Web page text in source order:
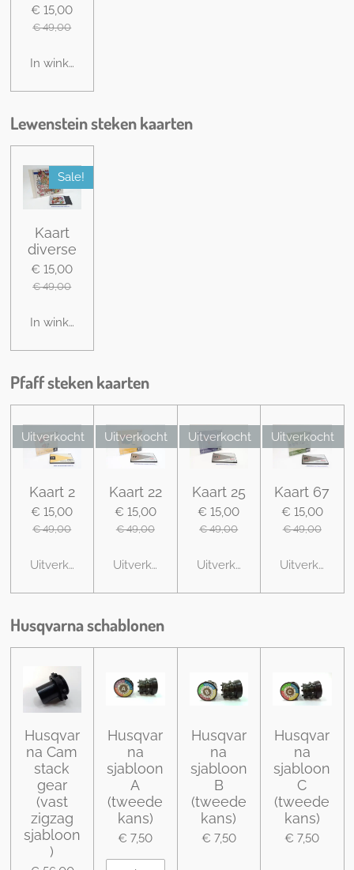
€ 15,00
€ 49,00
In winkelwagen
Lewenstein steken kaarten
Sale!
Kaart
diverse
€ 15,00
€ 49,00
In winkelwagen
Pfaff steken kaarten
Uitverkocht
Kaart 2
€ 15,00
€ 49,00
Uitverkocht
Uitverkocht
Kaart 22
€ 15,00
€ 49,00
Uitverkocht
Uitverkocht
Kaart 25
€ 15,00
€ 49,00
Uitverkocht
Uitverkocht
Kaart 67
€ 15,00
€ 49,00
Uitverkocht
Husqvarna schablonen
Husqvar
na Cam
stack
gear
(vast
zigzag
sjabloon
)
Husqvar
na
sjabloon
A
(tweede
kans)
€ 7,50
Husqvar
na
sjabloon
B
(tweede
kans)
€ 7,50
Husqvar
na
sjabloon
C
(tweede
kans)
€ 7,50